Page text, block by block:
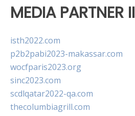
MEDIA PARTNER II
isth2022.com
p2b2pabi2023-makassar.com
wocfparis2023.org
sinc2023.com
scdlqatar2022-qa.com
thecolumbiagrill.com